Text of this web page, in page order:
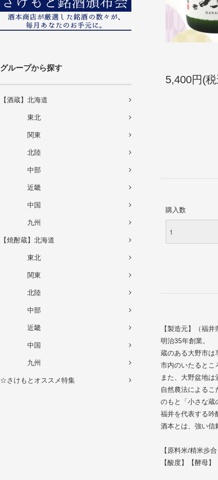
グループから探す
【酒蔵】北海道
東北
関東
北陸
中部
近畿
中国
九州
【焼酎蔵】北海道
東北
関東
北陸
中部
近畿
中国
九州
☆さけもとオススメ特集
5,400円(
購入数
【製造元】（福
明治35年創業。
蔵のある大野市は
市内のいたるとこ
また、大野盆地
自然農法による
のもと「小さな蔵
福井を代表する吟
酒本とは、強い信
【原料米/精米歩
【酸度】【酵母】